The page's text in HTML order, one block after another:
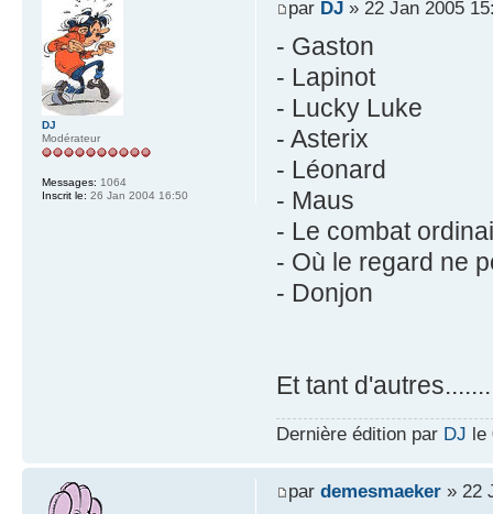
par DJ» 22 Jan 2005
- Gaston
- Lapinot
- Lucky Luke
- Asterix
- Léonard
- Maus
- Le combat
- Où le regard ne
- Donjon
Et tant
Dernière édition par DJ le
DJ
Modérateur
Messages: 1064
Inscrit le: 26 Jan 2004 16:50
par demesmaeker» 22